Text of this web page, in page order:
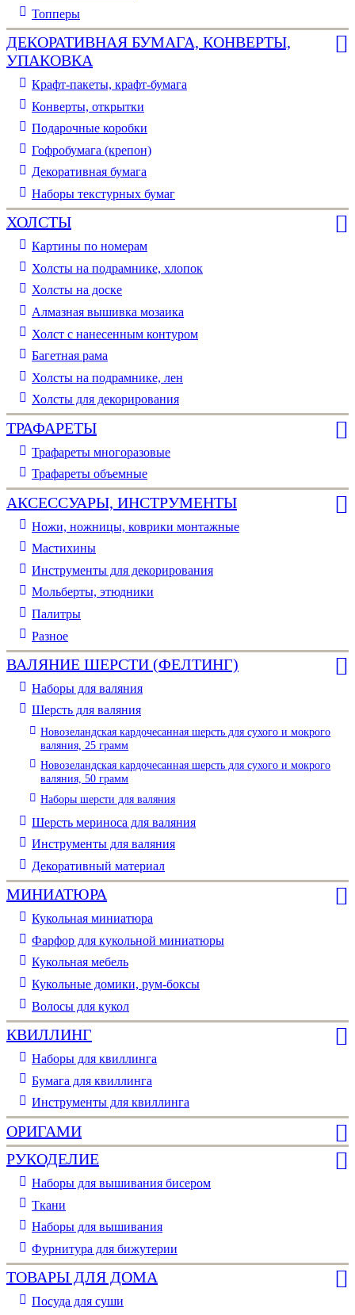
Топперы
ДЕКОРАТИВНАЯ БУМАГА, КОНВЕРТЫ,
УПАКОВКА
Крафт-пакеты, крафт-бумага
Конверты, открытки
Подарочные коробки
Гофробумага (крепон)
Декоративная бумага
Наборы текстурных бумаг
ХОЛСТЫ
Картины по номерам
Холсты на подрамнике, хлопок
Холсты на доске
Алмазная вышивка мозаика
Холст с нанесенным контуром
Багетная рама
Холсты на подрамнике, лен
Холсты для декорирования
ТРАФАРЕТЫ
Трафареты многоразовые
Трафареты объемные
АКСЕССУАРЫ, ИНСТРУМЕНТЫ
Ножи, ножницы, коврики монтажные
Мастихины
Инструменты для декорирования
Мольберты, этюдники
Палитры
Разное
ВАЛЯНИЕ ШЕРСТИ (ФЕЛТИНГ)
Наборы для валяния
Шерсть для валяния
Новозеландская кардочесанная шерсть для сухого и мокрого
валяния, 25 грамм
Новозеландская кардочесанная шерсть для сухого и мокрого
валяния, 50 грамм
Наборы шерсти для валяния
Шерсть мериноса для валяния
Инструменты для валяния
Декоративный материал
МИНИАТЮРА
Кукольная миниатюра
Фарфор для кукольной миниатюры
Кукольная мебель
Кукольные домики, рум-боксы
Волосы для кукол
КВИЛЛИНГ
Наборы для квиллинга
Бумага для квиллинга
Инструменты для квиллинга
ОРИГАМИ
РУКОДЕЛИЕ
Наборы для вышивания бисером
Ткани
Наборы для вышивания
Фурнитура для бижутерии
ТОВАРЫ ДЛЯ ДОМА
Посуда для суши